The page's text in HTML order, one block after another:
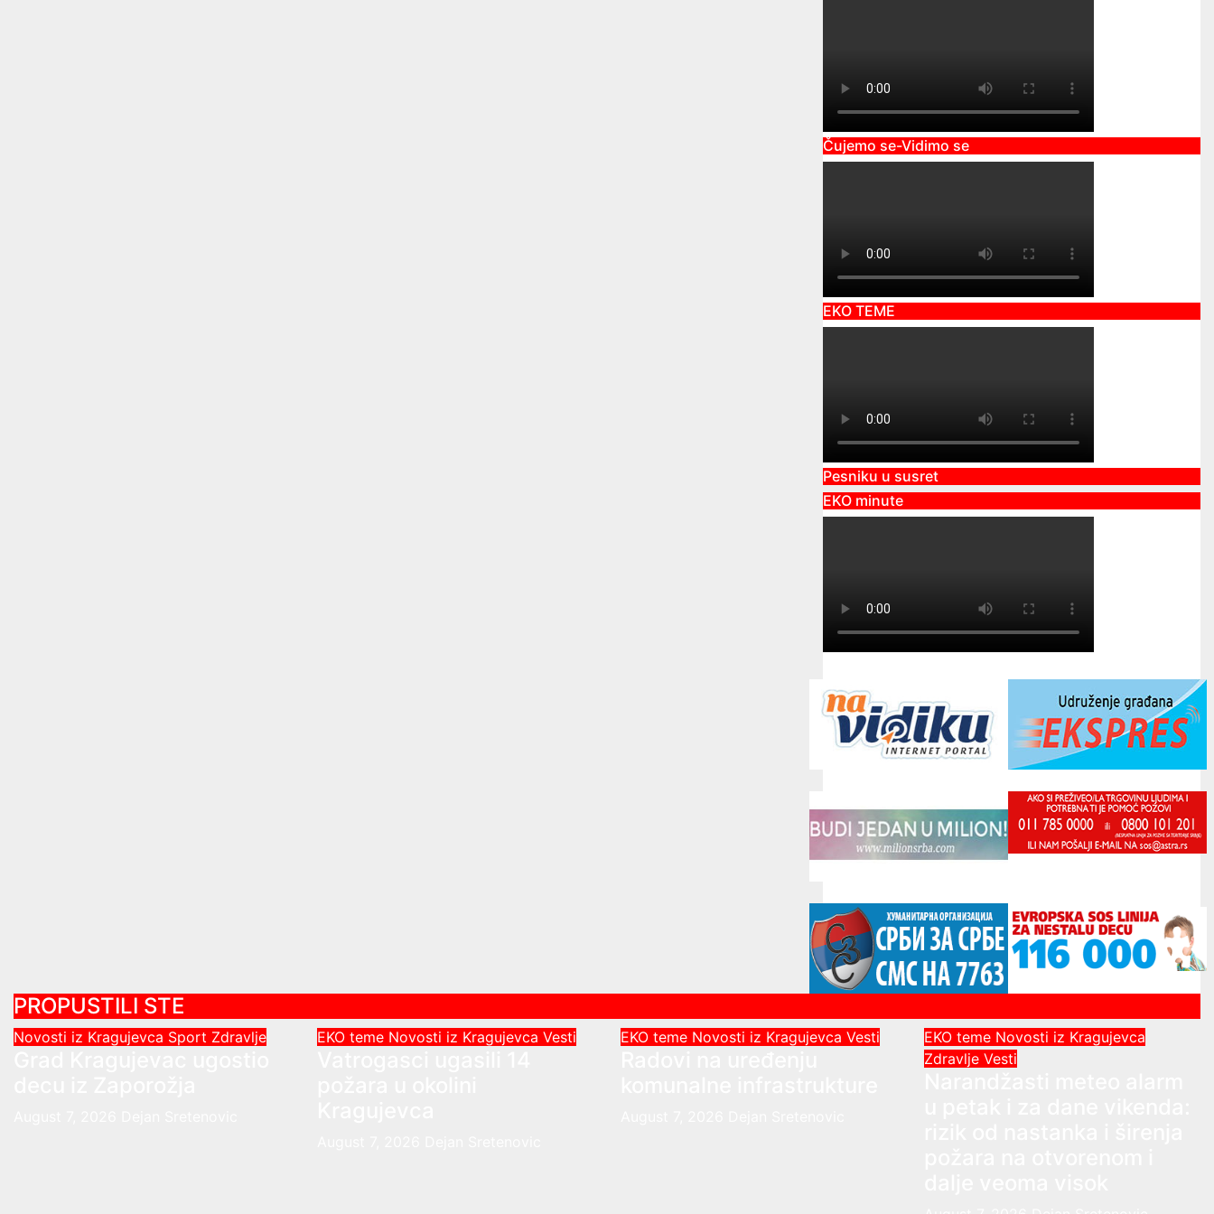
Čujemo se-Vidimo se
EKO TEME
Pesniku u susret
EKO minute
PROPUSTILI STE
Novosti iz Kragujevca Sport Zdravlje EKO teme Novosti iz Kragujevca Vesti EKO teme Novosti iz Kragujevca Vesti EKO teme Novosti iz Kragujevca
Zdravlje Vesti